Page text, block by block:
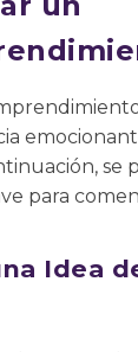
se
para
Idea